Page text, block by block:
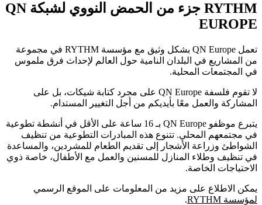
RYTHM جزء من الحمض النووي لشبكة QN
EUROPE
تعمل QN Europe بشكل وثيق مع مؤسسة RYTHM في مجموعة
من المشاريع في البلدان النامية حول العالم لإحداث فرق ملموس
في المجتمعات المحلية.
لا تقوم فلسفة QN Europe على مجرد كتابة شيكات، بل على
المشاركة والعمل معًا بأيديكم من أجل التغيير المستدام.
يتبرع موظفو QN Europe بـ 16 ساعة على الأقل في أنشطة تطوعية
في مجتمعهم المحلي. تتنوع هذه المبادرات التطوعية من تنظيف
الشواطئ وزراعة الأشجار إلى تقديم الطعام للمشردين، والمساعدة
في تنظيف وطلاء المنازل للمسنين والعمل مع الأطفال، خاصة ذوي
الاحتياجات الخاصة.
يمكن الاطلاع على مزيد من المعلومات على الموقع الرسمي
لمؤسسة RYTHM
.